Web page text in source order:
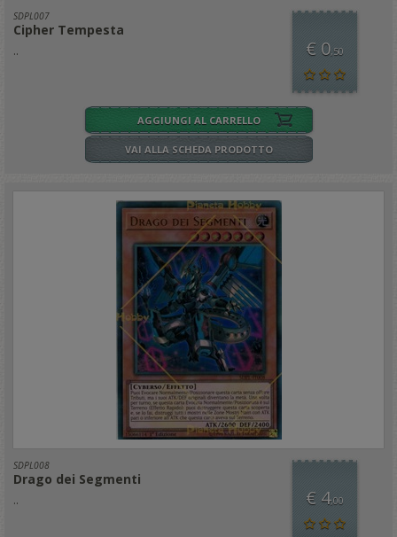
SDPL007
Cipher Tempesta
.. € 0,50
AGGIUNGI AL CARRELLO
VAI ALLA SCHEDA PRODOTTO
SDPL008
Drago dei Segmenti
.. € 4,00